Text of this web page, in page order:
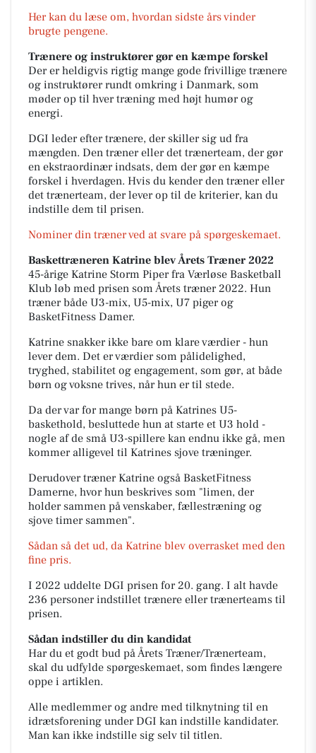
Her kan du læse om, hvordan sidste års vinder
brugte pengene.
Trænere og instruktører gør en kæmpe forskel
Der er heldigvis rigtig mange gode frivillige trænere
og instruktører rundt omkring i Danmark, som
møder op til hver træning med højt humør og
energi.
DGI leder efter trænere, der skiller sig ud fra
mængden. Den træner eller det trænerteam, der gør
en ekstraordinær indsats, dem der gør en kæmpe
forskel i hverdagen. Hvis du kender den træner eller
det trænerteam, der lever op til de kriterier, kan du
indstille dem til prisen.
Nominer din træner ved at svare på spørgeskemaet.
Baskettræneren Katrine blev Årets Træner 2022
45-årige Katrine Storm Piper fra Værløse Basketball
Klub løb med prisen som Årets træner 2022. Hun
træner både U3-mix, U5-mix, U7 piger og
BasketFitness Damer.
Katrine snakker ikke bare om klare værdier - hun
lever dem. Det er værdier som pålidelighed,
tryghed, stabilitet og engagement, som gør, at både
børn og voksne trives, når hun er til stede.
Da der var for mange børn på Katrines U5-
baskethold, besluttede hun at starte et U3 hold -
nogle af de små U3-spillere kan endnu ikke gå, men
kommer alligevel til Katrines sjove træninger.
Derudover træner Katrine også BasketFitness
Damerne, hvor hun beskrives som "limen, der
holder sammen på venskaber, fællestræning og
sjove timer sammen".
Sådan så det ud, da Katrine blev overrasket med den
fine pris.
I 2022 uddelte DGI prisen for 20. gang. I alt havde
236 personer indstillet trænere eller trænerteams til
prisen.
Sådan indstiller du din kandidat
Har du et godt bud på Årets Træner/Trænerteam,
skal du udfylde spørgeskemaet, som findes længere
oppe i artiklen.
Alle medlemmer og andre med tilknytning til en
idrætsforening under DGI kan indstille kandidater.
Man kan ikke indstille sig selv til titlen.